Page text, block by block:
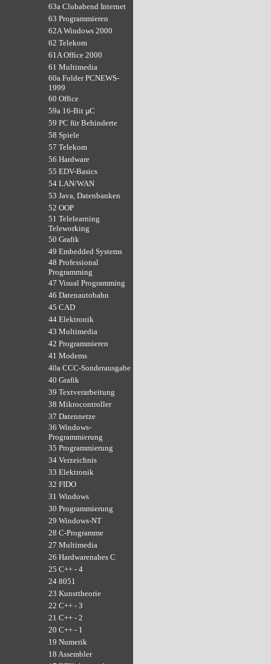
63a Clubabend Internet
63 Programmieren
62A Windows 2000
62 Telekom
61A Office 2000
61 Multimedia
60a Folder PCNEWS-
1999
60 Office
59a 16-Bit µC
59 PC für Behinderte
58 Spiele
57 Telekom
56 Hardware
55 EDV-Basics
54 LAN/WAN
53 Java, Datenbanken
52 OOP
51 Telelearning
Teleworking
50 Grafik
49 Embedded Systems
48 Professional
Programming
47 Visual Programming
46 Datenautobahn
45 CAD
44 Elektronik
43 Multimedia
42 Programmieren
41 Modems
40a CCC-Sonderausgabe
40 Grafik
39 Textverarbeitung
38 Mikrocontroller
37 Datennetze
36 Windows-
Programmierung
35 Programmierung
34 Verzeichnis
33 Elektronik
32 FIDO
31 Windows
30 Programmierung
29 Windows-NT
28 C-Programme
27 Multimedia
26 Hardwarenahes C
25 C++ - 4
24 8051
23 Kunsttheorie
22 C++ - 3
21 C++ - 2
20 C++ - 1
19 Numerik
18 Assembler